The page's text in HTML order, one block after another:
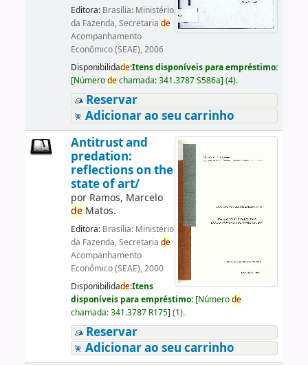
Editora: Brasília: Ministério
da Fazenda, Secretaria de
Acompanhamento
Econômico (SEAE), 2006
Disponibilidade:Itens disponíveis para empréstimo:
[Númerodechamada:341.3787 S586a] (4).
Reservar
Adicionar ao seu carrinho
Antitrust and
predation:
reflections on the
state of art/
por Ramos, Marcelo
deMatos.
Editora: Brasília: Ministério
da Fazenda, Secretaria de
Acompanhamento
Econômico (SEAE), 2000
Disponibilidade:Itens
disponíveis para empréstimo: [Númerode
chamada:341.3787 R175] (1).
Reservar
Adicionar ao seu carrinho